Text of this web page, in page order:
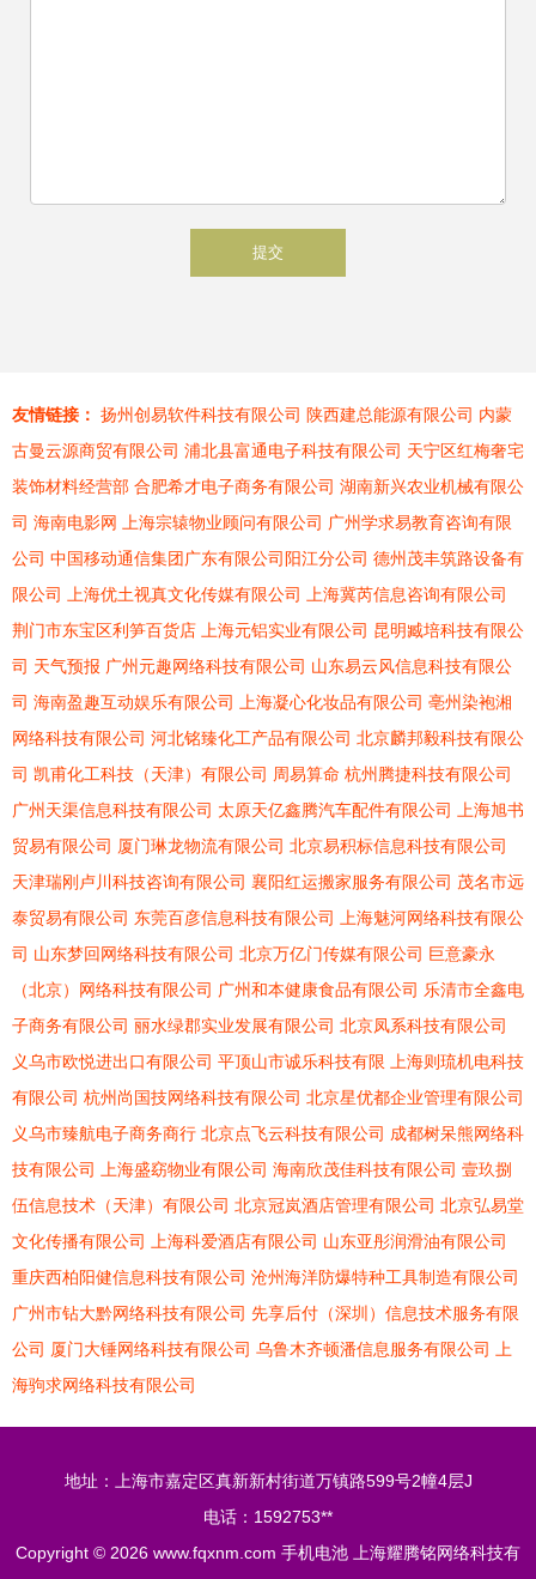
友情链接： 扬州创易软件科技有限公司 陕西建总能源有限公司 内蒙
古曼云源商贸有限公司 浦北县富通电子科技有限公司 天宁区红梅奢宅
装饰材料经营部 合肥希才电子商务有限公司 湖南新兴农业机械有限公
司 海南电影网 上海宗辕物业顾问有限公司 广州学求易教育咨询有限
公司 中国移动通信集团广东有限公司阳江分公司 德州茂丰筑路设备有
限公司
上海优土视真文化传媒有限公司
上海冀芮信息咨询有限公司
荆门市东宝区利笋百货店
上海元铝实业有限公司 昆明臧培科技有限公
司 天气预报 广州元趣网络科技有限公司 山东易云风信息科技有限公
司 海南盈趣互动娱乐有限公司 上海凝心化妆品有限公司 亳州染袍湘
网络科技有限公司 河北铭臻化工产品有限公司 北京麟邦毅科技有限公
司 凯甫化工科技（天津）有限公司 周易算命 杭州腾捷科技有限公司
广州天渠信息科技有限公司 太原天亿鑫腾汽车配件有限公司
上海旭书
贸易有限公司 厦门琳龙物流有限公司 北京易积标信息科技有限公司
天津瑞刚卢川科技咨询有限公司 襄阳红运搬家服务有限公司 茂名市远
泰贸易有限公司 东莞百彦信息科技有限公司
上海魅河网络科技有限公
司 山东梦回网络科技有限公司 北京万亿门传媒有限公司 巨意豪永
（北京）网络科技有限公司 广州和本健康食品有限公司 乐清市全鑫电
子商务有限公司 丽水绿郡实业发展有限公司 北京凤系科技有限公司
义乌市欧悦进出口有限公司 平顶山市诚乐科技有限
上海则琉机电科技
有限公司 杭州尚国技网络科技有限公司 北京星优都企业管理有限公司
义乌市臻航电子商务商行 北京点飞云科技有限公司 成都树呆熊网络科
技有限公司
上海盛窈物业有限公司 海南欣茂佳科技有限公司 壹玖捌
伍信息技术（天津）有限公司 北京冠岚酒店管理有限公司 北京弘易堂
文化传播有限公司
上海科爱酒店有限公司 山东亚彤润滑油有限公司
重庆西柏阳健信息科技有限公司 沧州海洋防爆特种工具制造有限公司
广州市钻大黔网络科技有限公司 先享后付（深圳）信息技术服务有限
公司 厦门大锤网络科技有限公司 乌鲁木齐顿潘信息服务有限公司
上
海驹求网络科技有限公司
地址：上海市嘉定区真新新村街道万镇路599号2幢4层J
电话：1592753**
Copyright © 2026 www.fqxnm.com 手机电池 上海耀腾铭网络科技有